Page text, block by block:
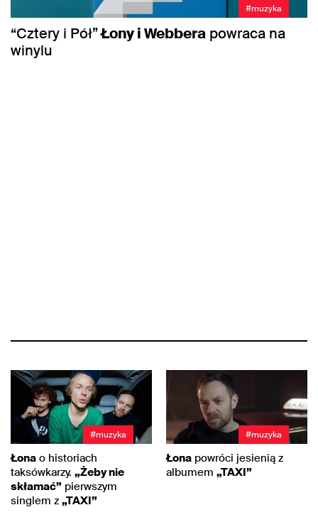
#muzyka
“Cztery i Pół”Łony i Webbera powraca na
winylu
#muzyka
Łona o historiach
taksówkarzy. „Żeby nie
skłamać” pierwszym
singlem z „TAXI”
#muzyka
Łona powróci jesienią z
albumem „TAXI”